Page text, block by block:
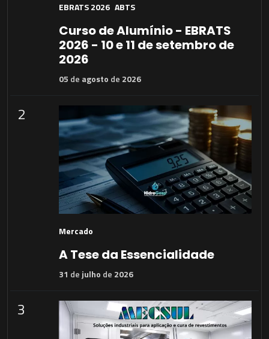
EBRATS 2026 ABTS
Curso de Alumínio - EBRATS
2026 - 10 e 11 de setembro de
2026
05 de agosto de 2026
2
Mercado
A Tese da Essencialidade
31 de julho de 2026
3